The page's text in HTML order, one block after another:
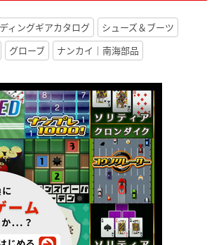
ィングギアカタログ
シューズ＆ブーツ
グローブ ナンカイ｜南海部品